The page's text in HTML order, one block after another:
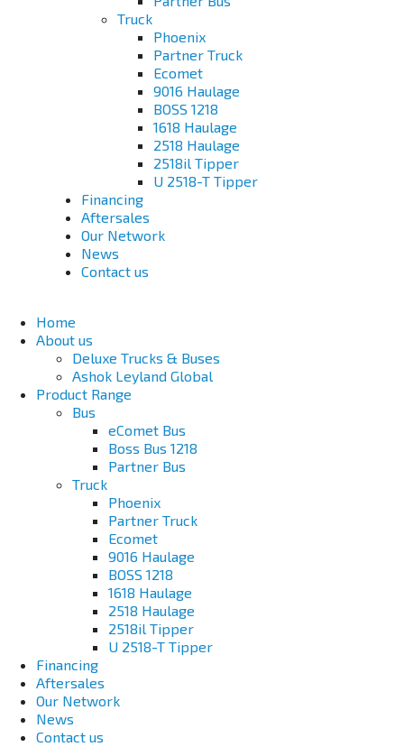
Truck
Phoenix
Partner Truck
Ecomet
9016 Haulage
BOSS 1218
1618 Haulage
2518 Haulage
2518il Tipper
U 2518-T Tipper
Financing
Aftersales
Our Network
News
Contact us
Home
About us
Deluxe Trucks & Buses
Ashok Leyland Global
Product Range
Bus
eComet Bus
Boss Bus 1218
Partner Bus
Truck
Phoenix
Partner Truck
Ecomet
9016 Haulage
BOSS 1218
1618 Haulage
2518 Haulage
2518il Tipper
U 2518-T Tipper
Financing
Aftersales
Our Network
News
Contact us